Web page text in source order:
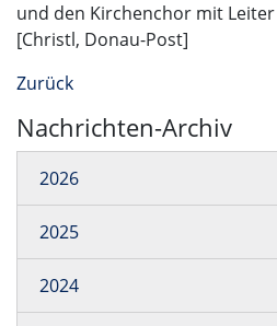
und den Kirchenchor mit
[Christl, Donau-Post]
Zurück
Nachrichten-Archiv
2026
2025
2024